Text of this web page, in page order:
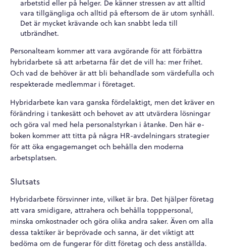
arbetstid eller på helger. De känner stressen av att alltid
vara tillgängliga och alltid på eftersom de är utom synhåll.
Det är mycket krävande och kan snabbt leda till
utbrändhet.
Personalteam kommer att vara avgörande för att förbättra
hybridarbete så att arbetarna får det de vill ha: mer frihet.
Och vad de behöver är att bli behandlade som värdefulla och
respekterade medlemmar i företaget.
Hybridarbete kan vara ganska fördelaktigt, men det kräver en
förändring i tankesätt och behovet av att utvärdera lösningar
och göra val med hela personalstyrkan i åtanke. Den här e-
boken kommer att titta på några HR-avdelningars strategier
för att öka engagemanget och behålla den moderna
arbetsplatsen.
Slutsats
Hybridarbete försvinner inte, vilket är bra. Det hjälper företag
att vara smidigare, attrahera och behålla topppersonal,
minska omkostnader och göra olika andra saker. Även om alla
dessa taktiker är beprövade och sanna, är det viktigt att
bedöma om de fungerar för ditt företag och dess anställda.